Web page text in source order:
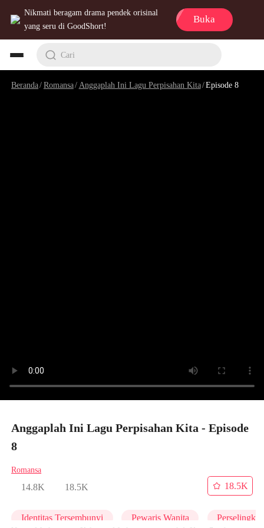
Nikmati beragam drama pendek orisinal
yang seru di GoodShort!
Buka
Cari
Beranda/Romansa/ Anggaplah Ini Lagu Perpisahan Kita/Episode 8
Anggaplah Ini Lagu Perpisahan Kita - Episode
8
Romansa
14.8K 18.5K
18.5K
Identitas Tersembunyi Pewaris Wanita